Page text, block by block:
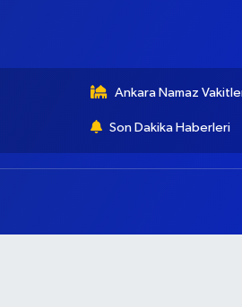
Ankara Namaz
Son Dakika Haberleri